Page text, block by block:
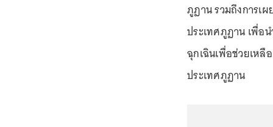
ภูฏาน รวมถึงการเ
ประเทศภูฏาน เพื่อ
ฉุกเฉินเพื่อช่วยเห
ประเทศภูฏาน